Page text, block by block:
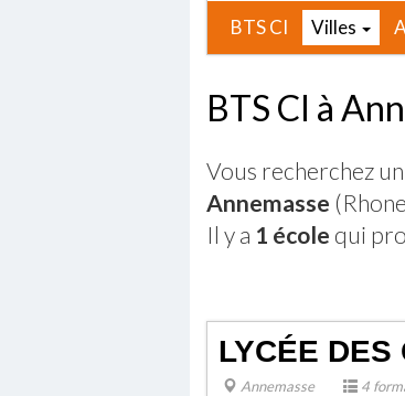
BTS CI Villes
BTS CI à
Vous recherchez un
Annemasse
Il y a 1 école qui
LYCÉE DES
Annemasse 4